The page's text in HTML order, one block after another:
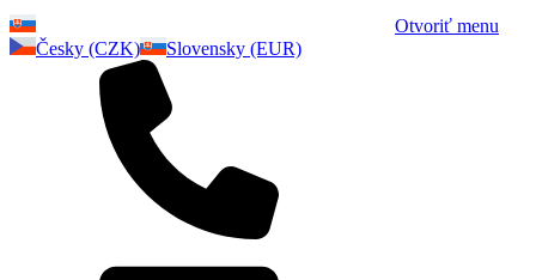
Otvoriť menu
Česky (CZK)
Slovensky (EUR)